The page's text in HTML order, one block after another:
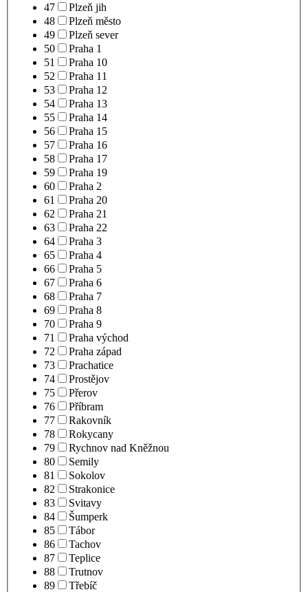
47
Plzeň jih
48
Plzeň město
49
Plzeň sever
50
Praha 1
51
Praha 10
52
Praha 11
53
Praha 12
54
Praha 13
55
Praha 14
56
Praha 15
57
Praha 16
58
Praha 17
59
Praha 19
60
Praha 2
61
Praha 20
62
Praha 21
63
Praha 22
64
Praha 3
65
Praha 4
66
Praha 5
67
Praha 6
68
Praha 7
69
Praha 8
70
Praha 9
71
Praha východ
72
Praha západ
73
Prachatice
74
Prostějov
75
Přerov
76
Příbram
77
Rakovník
78
Rokycany
79
Rychnov nad Kněžnou
80
Semily
81
Sokolov
82
Strakonice
83
Svitavy
84
Šumperk
85
Tábor
86
Tachov
87
Teplice
88
Trutnov
89
Třebíč